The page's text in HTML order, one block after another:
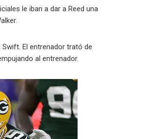
le iban a dar a Reed una
El entrenador trató de
al entrenador.